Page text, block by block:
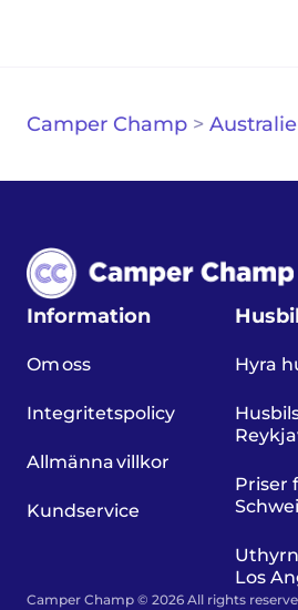
Camper Champ >
Information
Om oss
Integritetspolicy
Allmänna villkor
Kundservice
Hyra
Priser
Los
Camper Champ © 2026 All rights